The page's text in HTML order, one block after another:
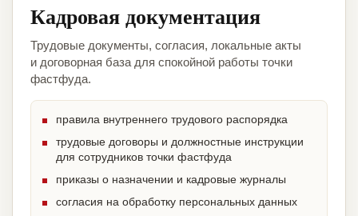
Кадровая документация
Трудовые документы, согласия, локальные акты
и договорная база для спокойной работы точки
фастфуда.
правила внутреннего трудового распорядка
трудовые договоры и должностные инструкции
для сотрудников точки фастфуда
приказы о назначении и кадровые журналы
согласия на обработку персональных данных